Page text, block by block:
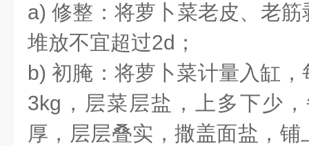
a) 修整：将萝卜菜老皮、老
堆放不宜超过2d；
b) 初腌：将萝卜菜计量入缸
3kg，层菜层盐，上多下少
厚，层层叠实，撒盖面盐，